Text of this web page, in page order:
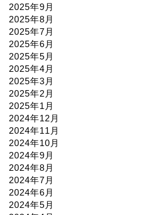
2025年9月
2025年8月
2025年7月
2025年6月
2025年5月
2025年4月
2025年3月
2025年2月
2025年1月
2024年12月
2024年11月
2024年10月
2024年9月
2024年8月
2024年7月
2024年6月
2024年5月